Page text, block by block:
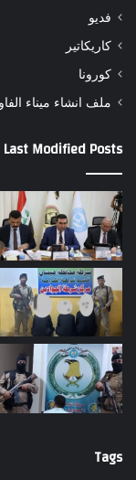
فديو
كاريكاتير
كورونا
ملف انشاء ميناء الفاو
Last Modified Posts
Tags